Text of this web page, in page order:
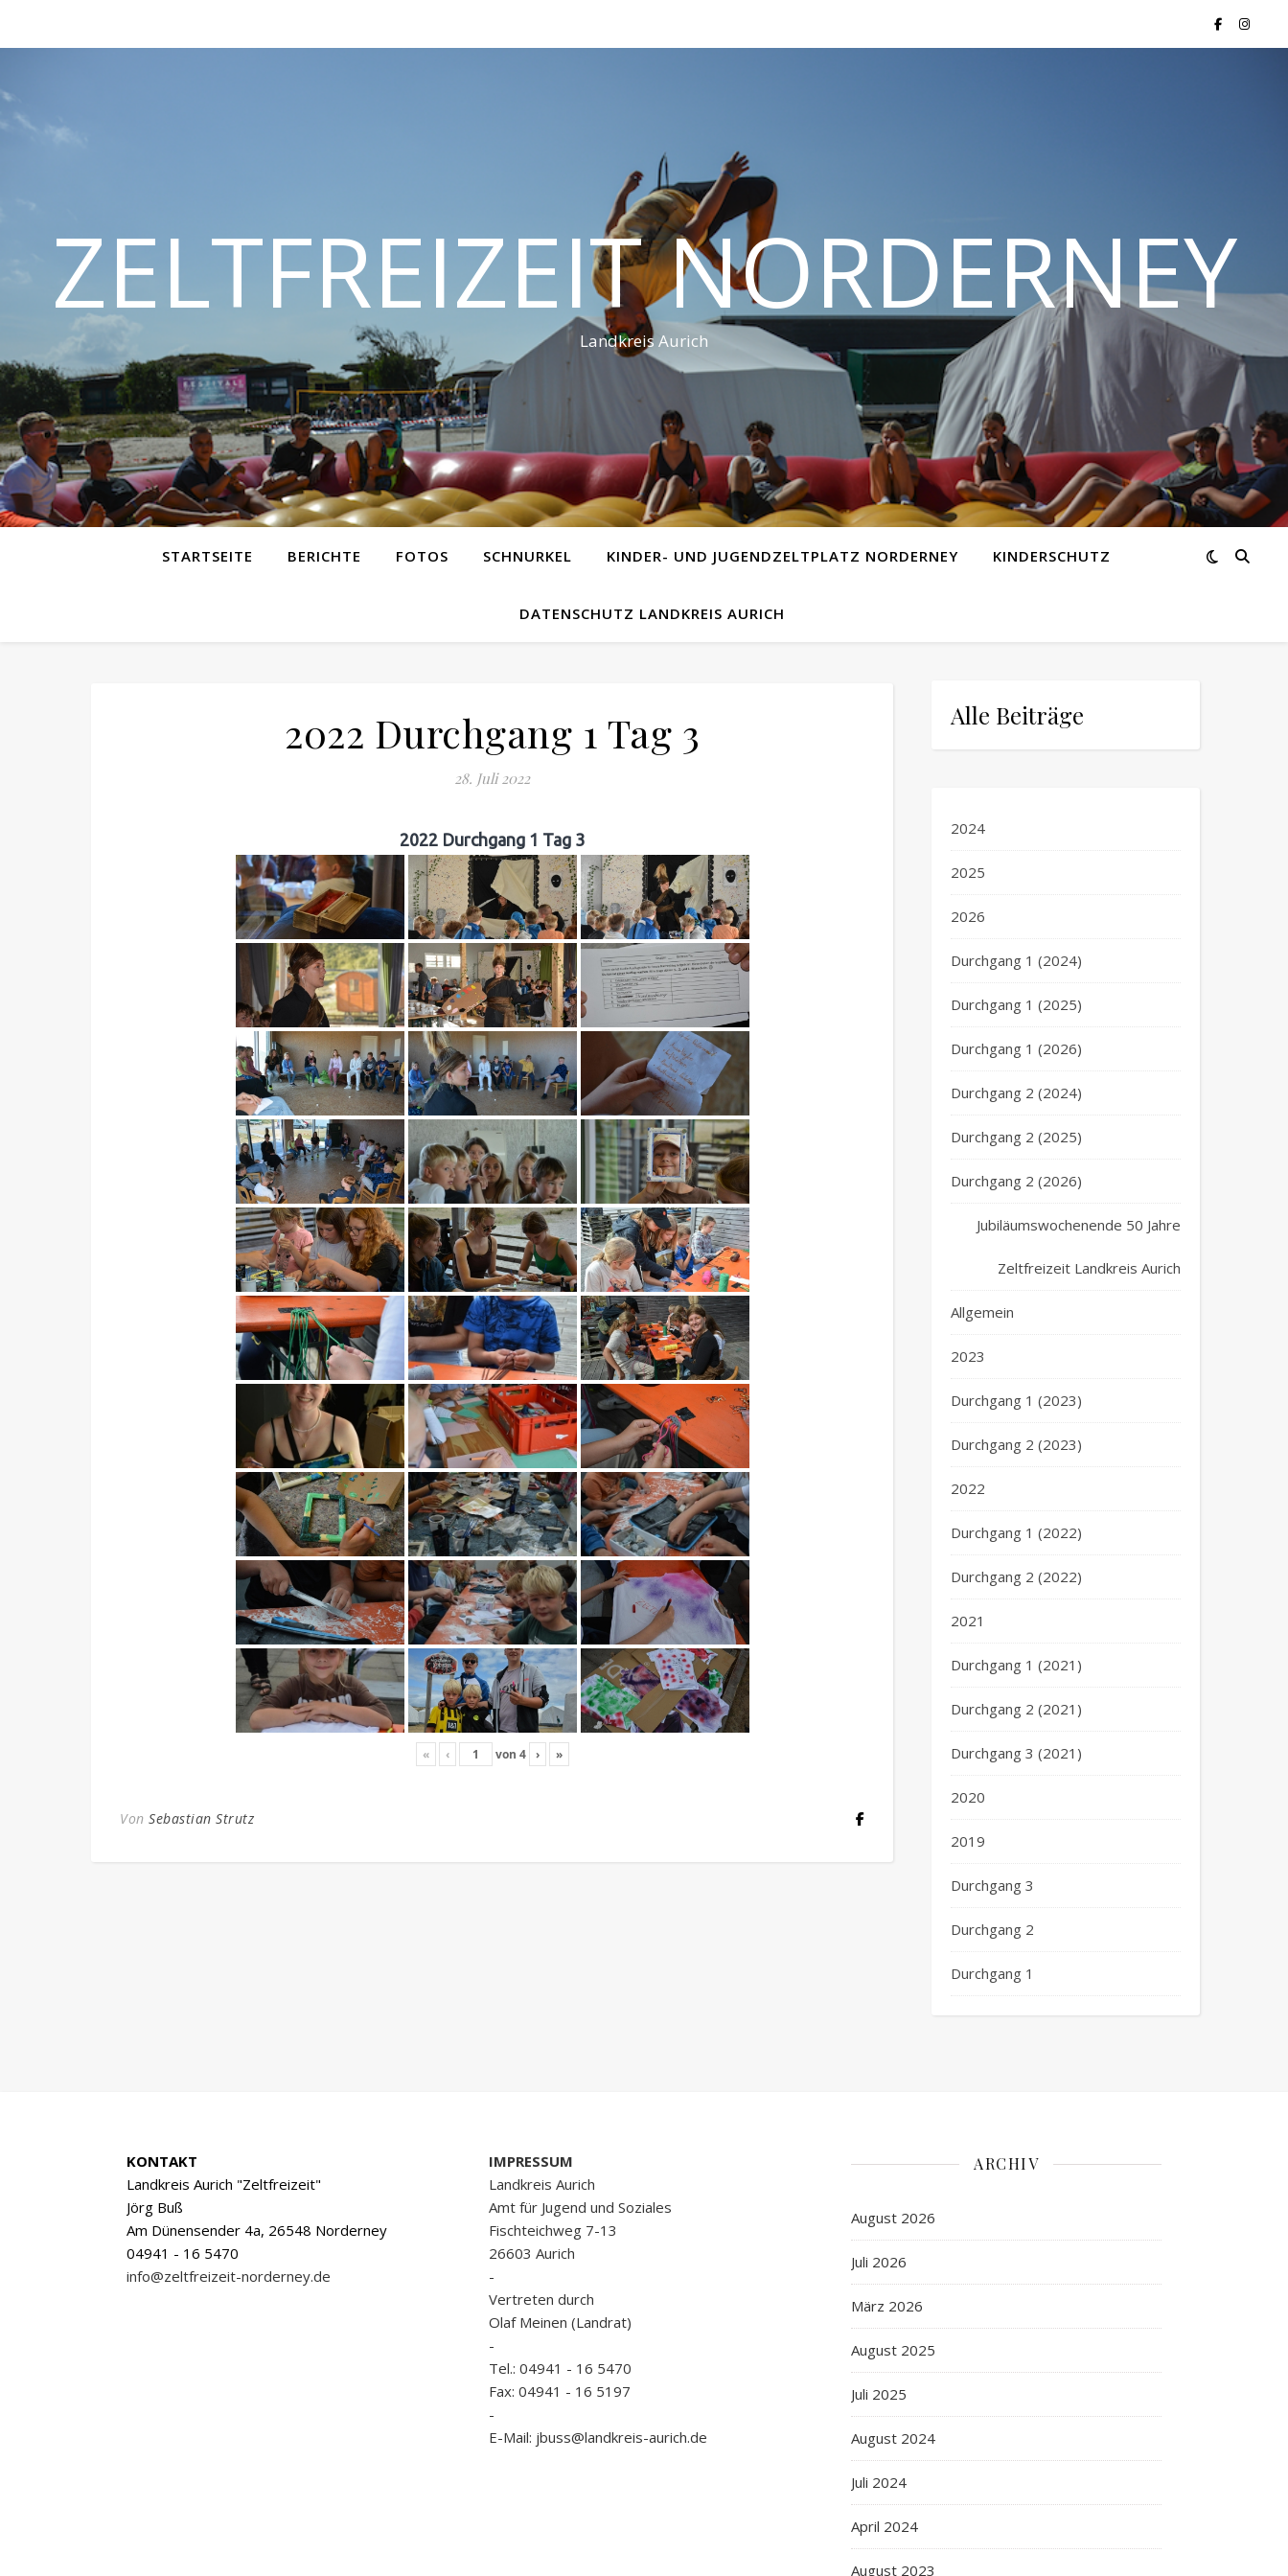
ZELTFREIZEIT NORDERNEY
Landkreis Aurich
STARTSEITE BERICHTE FOTOS SCHNURKEL KINDER- UND JUGENDZELTPLATZ NORDERNEY KINDERSCHUTZ
DATENSCHUTZ LANDKREIS AURICH
2022 Durchgang 1 Tag 3
28. Juli 2022
2022 Durchgang 1 Tag 3
« ‹ von 4 › »
Von Sebastian Strutz
Alle Beiträge
2024
2025
2026
Durchgang 1 (2024)
Durchgang 1 (2025)
Durchgang 1 (2026)
Durchgang 2 (2024)
Durchgang 2 (2025)
Durchgang 2 (2026)
Jubiläumswochenende 50 Jahre
Zeltfreizeit Landkreis Aurich
Allgemein
2023
Durchgang 1 (2023)
Durchgang 2 (2023)
2022
Durchgang 1 (2022)
Durchgang 2 (2022)
2021
Durchgang 1 (2021)
Durchgang 2 (2021)
Durchgang 3 (2021)
2020
2019
Durchgang 3
Durchgang 2
Durchgang 1
KONTAKT
Landkreis Aurich "Zeltfreizeit"
Jörg Buß
Am Dünensender 4a, 26548 Norderney
04941 - 16 5470
info@zeltfreizeit-norderney.de
IMPRESSUM
Landkreis Aurich
Amt für Jugend und Soziales
Fischteichweg 7-13
26603 Aurich
-
Vertreten durch
Olaf Meinen (Landrat)
-
Tel.: 04941 - 16 5470
Fax: 04941 - 16 5197
-
E-Mail: jbuss@landkreis-aurich.de
ARCHIV
August 2026
Juli 2026
März 2026
August 2025
Juli 2025
August 2024
Juli 2024
April 2024
August 2023